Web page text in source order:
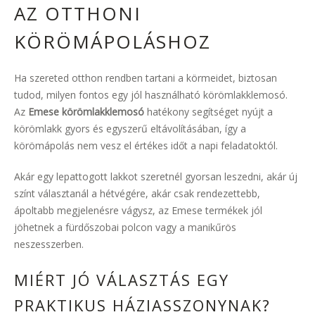
AZ OTTHONI
KÖRÖMÁPOLÁSHOZ
Ha szereted otthon rendben tartani a körmeidet, biztosan
tudod, milyen fontos egy jól használható körömlakklemosó.
Az Emese körömlakklemosóhatékony segítséget nyújt a
körömlakk gyors és egyszerű eltávolításában, így a
körömápolás nem vesz el értékes időt a napi feladatoktól.
Akár egy lepattogott lakkot szeretnél gyorsan leszedni, akár új
színt választanál a hétvégére, akár csak rendezettebb,
ápoltabb megjelenésre vágysz, az Emese termékek jól
jöhetnek a fürdőszobai polcon vagy a manikűrös
neszesszerben.
MIÉRT JÓ VÁLASZTÁS EGY
PRAKTIKUS HÁZIASSZONYNAK?